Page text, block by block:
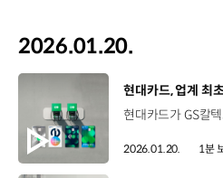
2026.01.20.
[동영상]
현대카드, 업계 최
2026.01.20. 1분